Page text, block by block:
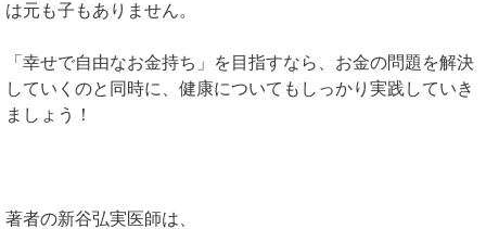
は元も子もありません。
「幸せで自由なお金持ち」を目指すなら、お金の問題を解決
していくのと同時に、健康についてもしっかり実践していき
ましょう！
著者の新谷弘実医師は、